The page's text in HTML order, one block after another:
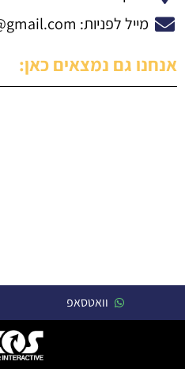
מייל לפניות:
אנחנו גם נמצאים כאן:
וואטסאפ